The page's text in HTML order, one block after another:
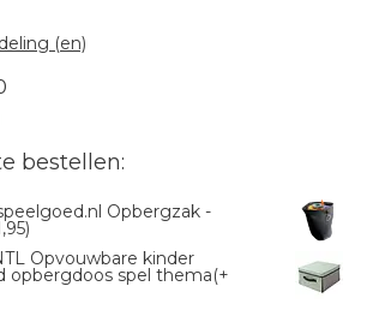
(en)
bestellen:
Opbergzak -
Opvouwbare kinder
opbergdoos spel thema(+